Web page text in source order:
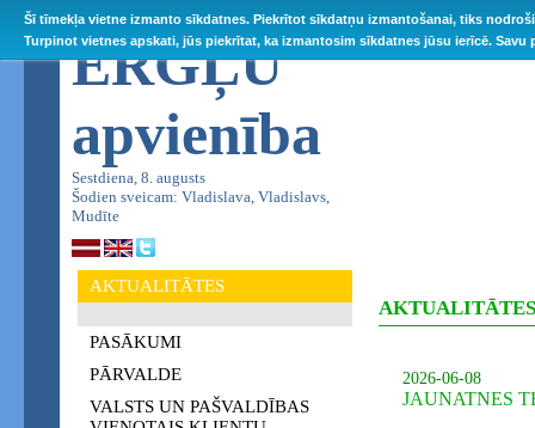
Šī tīmekļa vietne izmanto sīkdatnes. Piekrītot sīkdatņu izmantošanai, tiks
Turpinot vietnes apskati, jūs piekrītat, ka izmantosim sīkdatnes jūsu ierīcē.
ĒRGĻU
apvienība
Sestdiena, 8. augusts
Šodien sveicam: Vladislava, Vladislavs,
Mudīte
AKTUALITĀTES
PASĀKUMI
PĀRVALDE
VALSTS UN PAŠVALDĪBAS
AKTUALITĀTES
2026-06-08
JAUNATNES